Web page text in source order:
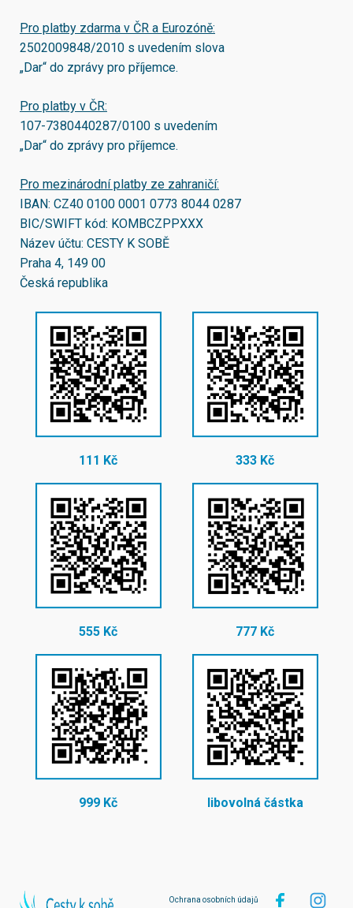
Pro platby zdarma v ČR a Eurozóně:
2502009848/2010 s uvedením slova
„Dar“ do zprávy pro příjemce.
Pro platby v ČR:
107-7380440287/0100 s uvedením
„Dar“ do zprávy pro příjemce.
Pro mezinárodní platby ze zahraničí:
IBAN: CZ40 0100 0001 0773 8044 0287
BIC/SWIFT kód: KOMBCZPPXXX
Název účtu: CESTY K SOBĚ
Praha 4, 149 00
Česká republika
111 Kč 333 Kč
555 Kč 777 Kč
999 Kč libovolná částka
Ochrana osobních údajů